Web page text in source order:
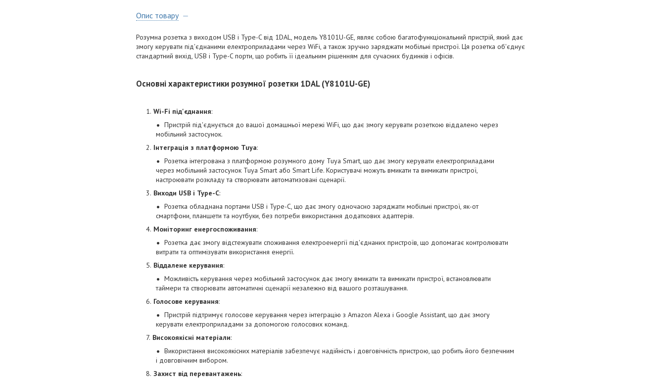
Опис товару
Розумна розетка з виходом USB і Type-C від 1DAL, модель Y8101U-GE, являє собою багатофункціональний пристрій, який дає
змогу керувати під'єднаними електроприладами через WiFi, а також зручно заряджати мобільні пристрої. Ця розетка об'єднує
стандартний вихід, USB і Type-C порти, що робить її ідеальним рішенням для сучасних будинків і офісів.
Основні характеристики розумної розетки 1DAL (Y8101U-GE)
Wi-Fi під'єднання:
Пристрій під'єднується до вашої домашньої мережі WiFi, що дає змогу керувати розеткою віддалено через
мобільний застосунок.
Інтеграція з платформою Tuya:
Розетка інтегрована з платформою розумного дому Tuya Smart, що дає змогу керувати електроприладами
через мобільний застосунок Tuya Smart або Smart Life. Користувачі можуть вмикати та вимикати пристрої,
настроювати розкладу та створювати автоматизовані сценарії.
Виходи USB і Type-C:
Розетка обладнана портами USB і Type-C, що дає змогу одночасно заряджати мобільні пристрої, як-от
смартфони, планшети та ноутбуки, без потреби використання додаткових адаптерів.
Моніторинг енергоспоживання:
Розетка дає змогу відстежувати споживання електроенергії під'єднаних пристроїв, що допомагає контролювати
витрати та оптимізувати використання енергії.
Віддалене керування:
Можливість керування через мобільний застосунок дає змогу вмикати та вимикати пристрої, встановлювати
таймери та створювати автоматичні сценарії незалежно від вашого розташування.
Голосове керування:
Пристрій підтримує голосове керування через інтеграцію з Amazon Alexa і Google Assistant, що дає змогу
керувати електроприладами за допомогою голосових команд.
Високоякісні матеріали:
Використання високоякісних матеріалів забезпечує надійність і довговічність пристрою, що робить його безпечним
і довговічним вибором.
Захист від перевантажень: